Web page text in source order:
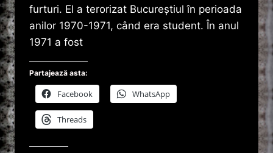
furturi. El a terorizat Bucureștiul în perioada
anilor 1970-1971, când era student. În anul
1971 a fost
Partajează asta:
Facebook WhatsApp
Threads